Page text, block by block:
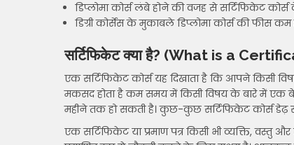
डिप्लोमा कोर्स लंबे होने की वजह से सर्टिफिकेट
डिग्री कोर्सेस के मुकाबले डिप्लोमा कोर्स की फीस कम
सर्टिफिकेट क्या है? (What is a
एक सर्टिफिकेट कोर्स यह दिखाता है कि आपने किसी
मकसद होता है कम समय में किसी विषय के बारे में एक
महीने तक हो सकती है। कुछ-कुछ सर्टिफिकेट कोर्स
एक सर्टिफिकेट या प्रमाण पत्र किसी भी व्यक्ति, वस्तु